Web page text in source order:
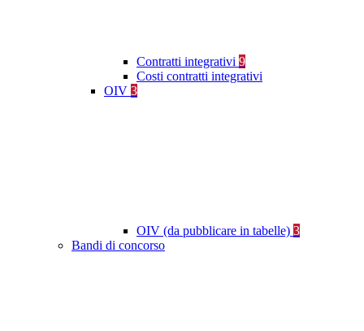
Contratti integrativi 9
Costi contratti integrativi
OIV 3
OIV (da pubblicare in tabelle) 3
Bandi di concorso